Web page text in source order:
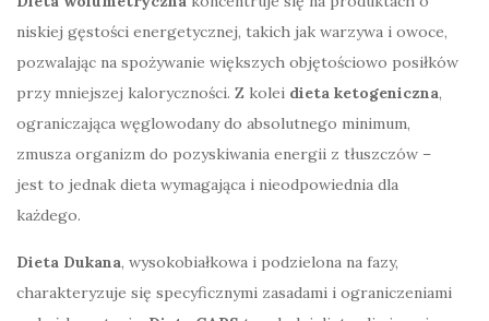
niskiej gęstości energetycznej, takich jak warzywa i owoce,
pozwalając na spożywanie większych objętościowo posiłków
przy mniejszej kaloryczności. Z kolei dieta ketogeniczna,
ograniczająca węglowodany do absolutnego minimum,
zmusza organizm do pozyskiwania energii z tłuszczów –
jest to jednak dieta wymagająca i nieodpowiednia dla
każdego.
Dieta Dukana, wysokobiałkowa i podzielona na fazy,
charakteryzuje się specyficznymi zasadami i ograniczeniami